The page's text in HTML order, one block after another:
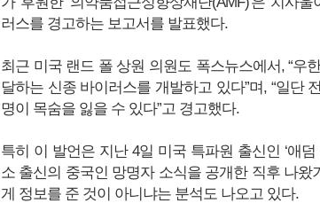
러스를 경고하는 보고서를 발표했다.
최근 미국 랜드 폴 상원 의원도 폭스뉴스에서, “우
달하는 신종 바이러스를 개발하고 있다”며, “일단
명이 목숨을 잃을 수 있다”고 경고했다.
특히 이 발언은 지난 4일 미국 특파원 출신인 ‘애
소 출신의 중국인 망명자 소식을 공개한 직후 나왔
게 정보를 준 것이 아니냐는 분석도 나오고 있다.